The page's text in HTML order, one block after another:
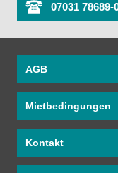
07031 78689-
AGB
Mietbedingungen
Kontakt